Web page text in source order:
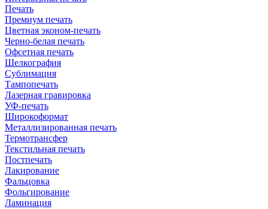
Печать
Премиум печать
Цветная эконом-печать
Черно-белая печать
Офсетная печать
Шелкография
Сублимация
Тампопечать
Лазерная гравировка
УФ-печать
Широкоформат
Металлизированная печать
Термотрансфер
Текстильная печать
Постпечать
Лакирование
Фальцовка
Фольгирование
Ламинация